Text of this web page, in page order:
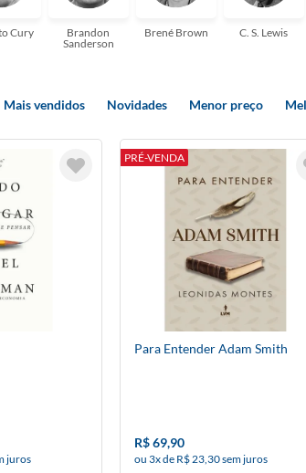
Cury
Brandon
Sanderson
Brené Brown C. S. Lewis
Mais vendidos Novidades Menor preço
juros
PRÉ-VENDA
Para Entender Adam Smith
R$ 69,90
ou 3x de R$ 23,30 sem juros